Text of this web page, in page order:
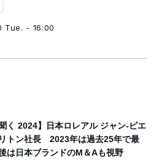
Tue. - 16:00
く 2024】日本ロレアル ジャン-ピエ
トン社長 2023年は過去25年で最
は日本ブランドのM＆Aも視野